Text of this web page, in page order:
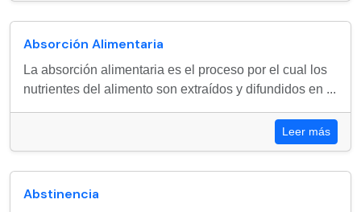
Absorción Alimentaria
La absorción alimentaria es el proceso por el cual los
nutrientes del alimento son extraídos y difundidos en ...
Leer más
Abstinencia